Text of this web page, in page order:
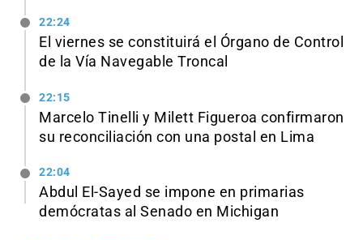
22:24
El viernes se constituirá el Órgano de Control
de la Vía Navegable Troncal
22:15
Marcelo Tinelli y Milett Figueroa confirmaron
su reconciliación con una postal en Lima
22:04
Abdul El-Sayed se impone en primarias
demócratas al Senado en Michigan